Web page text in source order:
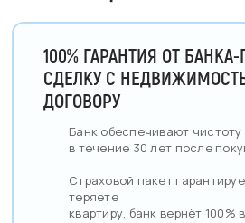
100% ГАРАНТИЯ ОТ
СДЕЛКУ С
ДОГОВОРУ
Банк обеспечивают чистоту
в течение 30 лет после
Страховой пакет
теряете
квартиру, банк вернёт 100%